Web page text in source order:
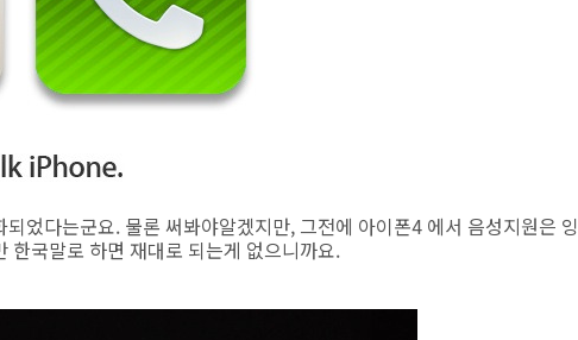
었다는군요. 물론 써봐야알겠지만, 그전에 아이폰4 에서 음성지원은 잉
한국말로 하면 재대로 되는게 없으니까요.